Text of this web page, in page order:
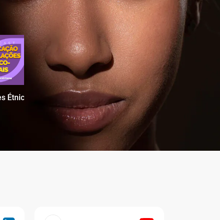
Étnico-Raciais no